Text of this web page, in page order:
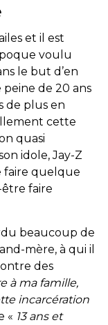
et il est
voulu
le but d’en
peine de 20 ans
de plus en
cette
quasi
idole, Jay-Z
faire quelque
faire
beaucoup de
mère, à qui il
des
à ma famille,
incarcération
« 13 ans et